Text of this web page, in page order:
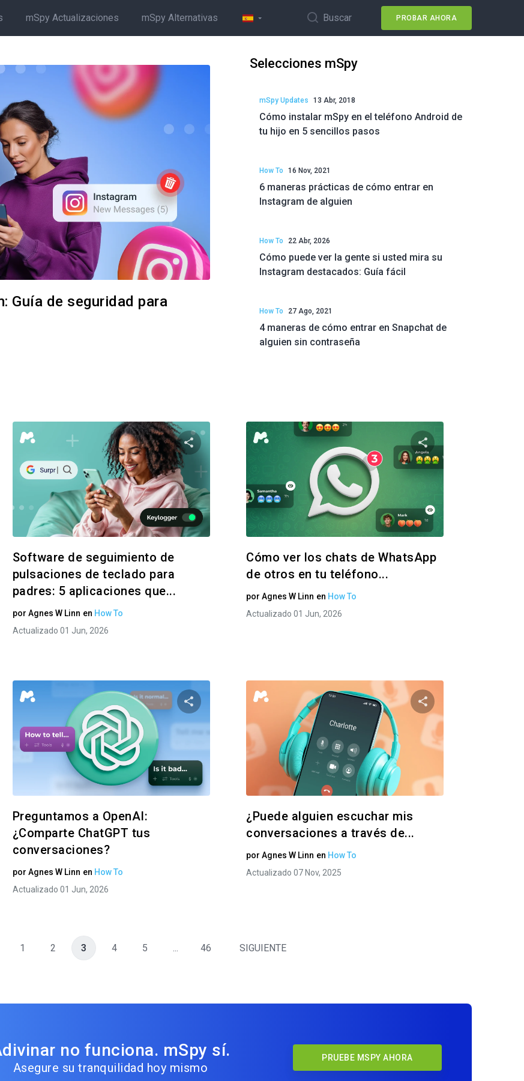
mSpy Actualizaciones mSpy Alternativas Buscar PROBAR AHORA
Guía de seguridad para
Selecciones mSpy
mSpy Updates 13 Abr, 2018
Cómo instalar mSpy en el teléfono Android de
tu hijo en 5 sencillos pasos
How To 16 Nov, 2021
6 maneras prácticas de cómo entrar en
Instagram de alguien
How To 22 Abr, 2026
Cómo puede ver la gente si usted mira su
Instagram destacados: Guía fácil
How To 27 Ago, 2021
4 maneras de cómo entrar en Snapchat de
alguien sin contraseña
este artículo
Copiar enlace
Comparte este artículo
Twitter
Software de seguimiento de
pulsaciones de teclado para
padres: 5 aplicaciones que...
por Agnes W Linn en How To
Actualizado 01 Jun, 2026
Comparte este
Twitter
Cómo ver los chats de WhatsApp
de otros en tu teléfono...
porAgnes W Linn en How To
Actualizado 01 Jun, 2026
este artículo Comparte este artículo
Twitter Copiar enlace
Preguntamos a OpenAI:
¿Comparte ChatGPT tus
conversaciones?
por Agnes W Linn en How To
Actualizado 01 Jun, 2026
Comparte este
Twitter
¿Puede alguien escuchar mis
conversaciones a través de...
porAgnes W Linn en How To
Actualizado 07 Nov, 2025
1 2 3 4 5 ... 46 SIGUIENTE
no funciona. mSpy sí.
Asegure su tranquilidad hoy mismo
PRUEBE MSPY AHORA